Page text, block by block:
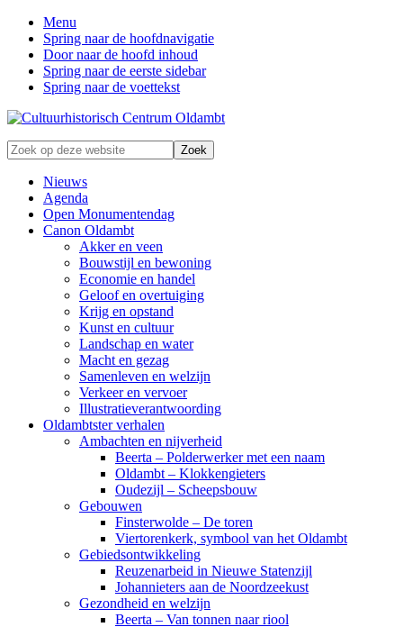
Menu
Spring naar de hoofdnavigatie
Door naar de hoofd inhoud
Spring naar de eerste sidebar
Spring naar de voettekst
Zonder
verleden
geen
toekomst
Zoek
op
deze
website
Nieuws
Agenda
Open Monumentendag
Canon Oldambt
Akker en veen
Bouwstijl en bewoning
Economie en handel
Geloof en overtuiging
Krijg en opstand
Kunst en cultuur
Landschap en water
Macht en gezag
Samenleven en welzijn
Verkeer en vervoer
Illustratieverantwoording
Oldambtster verhalen
Ambachten en nijverheid
Beerta – Polderwerker met een naam
Oldambt – Klokkengieters
Oudezijl – Scheepsbouw
Gebouwen
Finsterwolde – De toren
Viertorenkerk, symbool van het Oldambt
Gebiedsontwikkeling
Reuzenarbeid in Nieuwe Statenzijl
Johannieters aan de Noordzeekust
Gezondheid en welzijn
Beerta – Van tonnen naar riool